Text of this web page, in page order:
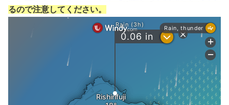
るので注意してください。